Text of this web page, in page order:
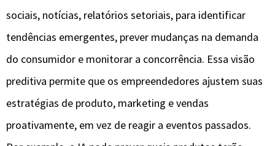
sociais, notícias, relatórios setoriais, para identificar
tendências emergentes, prever mudanças na demanda
do consumidor e monitorar a concorrência. Essa visão
preditiva permite que os empreendedores ajustem suas
estratégias de produto, marketing e vendas
proativamente, em vez de reagir a eventos passados.